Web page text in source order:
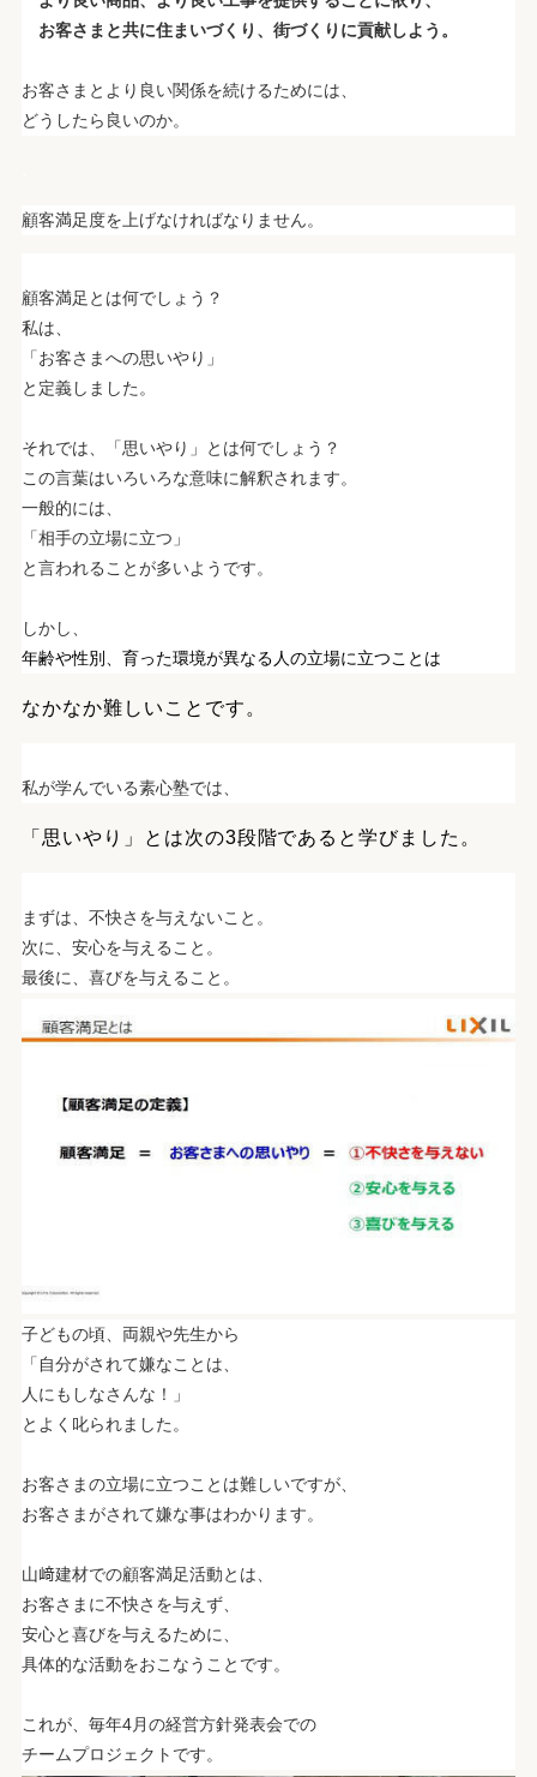
お客さまと共に住まいづくり、街づくりに貢献しよう。
お客さまとより良い関係を続けるためには、
どうしたら良いのか。
顧客満足度を上げなければなりません。
顧客満足とは何でしょう？
私は、
「お客さまへの思いやり」
と定義しました。
それでは、「思いやり」とは何でしょう？
この言葉はいろいろな意味に解釈されます。
一般的には、
「相手の立場に立つ」
と言われることが多いようです。
しかし、
年齢や性別、育った環境が異なる人の立場に立つことは
なかなか難しいことです。
私が学んでいる素心塾では、
「思いやり」とは次の3段階であると学びました。
まずは、不快さを与えないこと。
次に、安心を与えること。
最後に、喜びを与えること。
子どもの頃、両親や先生から
「自分がされて嫌なことは、
人にもしなさんな！」
とよく叱られました。
お客さまの立場に立つことは難しいですが、
お客さまがされて嫌な事はわかります。
山﨑建材での顧客満足活動とは、
お客さまに不快さを与えず、
安心と喜びを与えるために、
具体的な活動をおこなうことです。
これが、毎年4月の経営方針発表会での
チームプロジェクトです。